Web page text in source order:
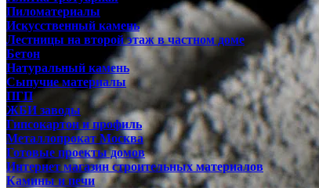
Пиломатериалы
Искусственный камень
Лестницы на второй этаж в частном доме
Бетон
Натуральный камень
Сыпучие материалы
ПГП
ЖБИ заводы
Гипсокартон и профиль
Металлопрокат Москва
Готовые проекты домов
Интернет магазин строительных материалов
Камины и печи